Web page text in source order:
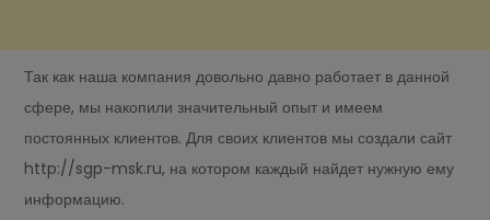
Так как наша компания довольно давно работает в данной
сфере, мы накопили значительный опыт и имеем
постоянных клиентов. Для своих клиентов мы создали сайт
http://sgp-msk.ru, на котором каждый найдет нужную ему
информацию.